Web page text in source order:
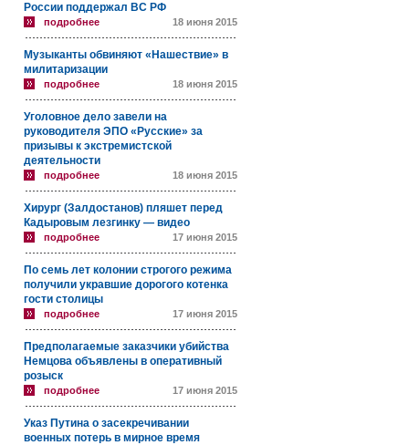
России поддержал ВС РФ
подробнее 18 июня 2015
Музыканты обвиняют «Нашествие» в
милитаризации
подробнее 18 июня 2015
Уголовное дело завели на
руководителя ЭПО «Русские» за
призывы к экстремистской
деятельности
подробнее 18 июня 2015
Хирург (Залдостанов) пляшет перед
Кадыровым лезгинку — видео
подробнее 17 июня 2015
По семь лет колонии строгого режима
получили укравшие дорогого котенка
гости столицы
подробнее 17 июня 2015
Предполагаемые заказчики убийства
Немцова объявлены в оперативный
розыск
подробнее 17 июня 2015
Указ Путина о засекречивании
военных потерь в мирное время